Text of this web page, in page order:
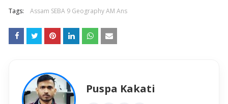
Tags: Assam SEBA 9 Geography AM Ans
Puspa Kakati